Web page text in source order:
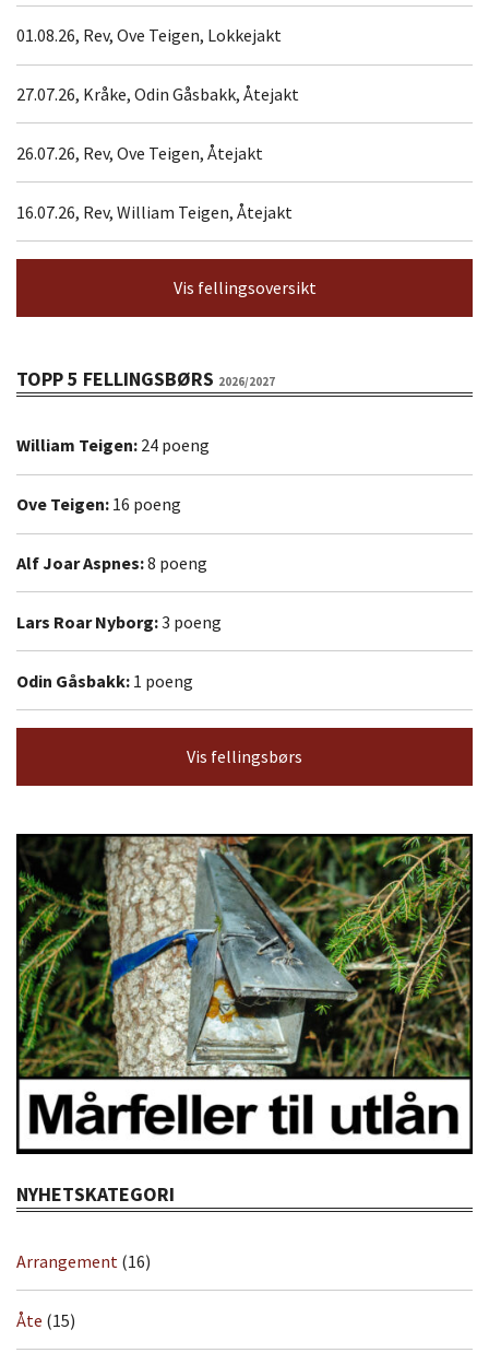
01.08.26, Rev, Ove Teigen, Lokkejakt
27.07.26, Kråke, Odin Gåsbakk, Åtejakt
26.07.26, Rev, Ove Teigen, Åtejakt
16.07.26, Rev, William Teigen, Åtejakt
Vis fellingsoversikt
TOPP 5 FELLINGSBØRS 2026/2027
William Teigen: 24 poeng
Ove Teigen: 16 poeng
Alf Joar Aspnes:8 poeng
Lars Roar Nyborg:3 poeng
Odin Gåsbakk: 1 poeng
Vis fellingsbørs
NYHETSKATEGORI
Arrangement (16)
Åte (15)